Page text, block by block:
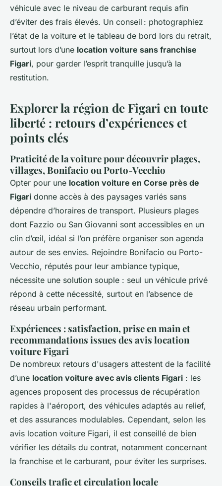
véhicule avec le niveau de carburant requis afin
d’éviter des frais élevés. Un conseil : photographiez
l’état de la voiture et le tableau de bord lors du retrait,
surtout lors d’une location voiture sans franchise
Figari, pour garder l’esprit tranquille jusqu’à la
restitution.
Explorer la région de Figari en toute
liberté : retours d’expériences et
points clés
Praticité de la voiture pour découvrir plages,
villages, Bonifacio ou Porto-Vecchio
Opter pour une location voiture en Corse près de
Figari donne accès à des paysages variés sans
dépendre d’horaires de transport. Plusieurs plages
dont Fazzio ou San Giovanni sont accessibles en un
clin d’œil, idéal si l’on préfère organiser son agenda
autour de ses envies. Rejoindre Bonifacio ou Porto-
Vecchio, réputés pour leur ambiance typique,
nécessite une solution souple : seul un véhicule privé
répond à cette nécessité, surtout en l’absence de
réseau urbain performant.
Expériences : satisfaction, prise en main et
recommandations issues des avis location
voiture Figari
De nombreux retours d'usagers attestent de la facilité
d’une location voiture avec avis clients Figari : les
agences proposent des processus de récupération
rapides à l'aéroport, des véhicules adaptés au relief,
et des assurances modulables. Cependant, selon les
avis location voiture Figari, il est conseillé de bien
vérifier les détails du contrat, notamment concernant
la franchise et le carburant, pour éviter les surprises.
Conseils trafic et circulation locale